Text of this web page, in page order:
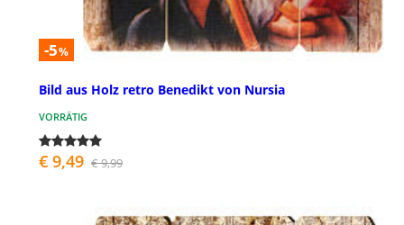
-5%
Bild aus Holz retro Benedikt von Nursia
VORRÄTIG
€ 9,49 € 9,99